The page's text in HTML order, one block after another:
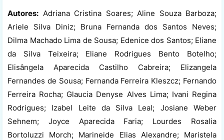
Autores: Adriana Cristina Soares; Aline Souza Barboza;
Ariele Silva Diniz; Bruna Fernanda dos Santos Neves;
Dilma Machado Lima de Sousa; Edenice dos Santos; Eliane
da Silva Teixeira; Eliane Rodrigues Bento Botelho;
Elisângela Aparecida Castilho Cabreira; Elizangela
Fernandes de Sousa; Fernanda Ferreira Kleszcz; Fernando
Ferreira Rocha; Glaucia Denyse Alves Lima; Ivani Regina
Rodrigues; Izabel Leite da Silva Leal; Josiane Weber
Sehnem; Joyce Aparecida Faria; Lourdes Rosalia
Bortoluzzi Morch; Marineide Elias Alexandre; Maristela